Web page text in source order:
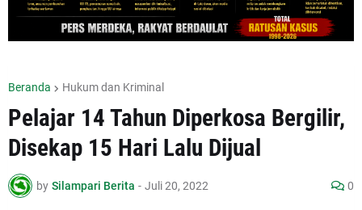
Beranda Hukum dan Kriminal
Pelajar 14 Tahun Diperkosa Bergilir,
Disekap 15 Hari Lalu Dijual
by Silampari Berita - Juli 20, 2022 0